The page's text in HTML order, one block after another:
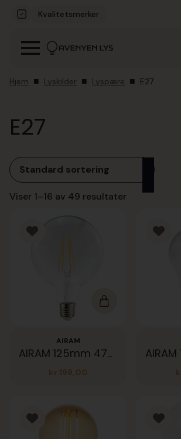
Kvalitetsmerker
Hjem Lyskilder Lyspære E27
E27
Viser 1–16 av 49 resultater
AIRAM
AIRAM 125mm 470lm klar dim
kr 199,00